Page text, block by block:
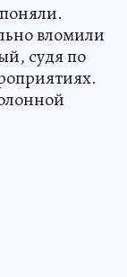
вломили
судя по